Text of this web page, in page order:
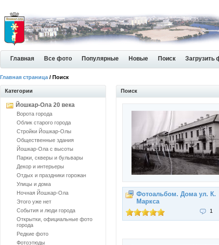
Главная Все фото Популярные Новые Поиск Загрузить
Главная страница / Поиск
Категории
Йошкар-Ола 20 века
Ворота города
Облик старого города
Стройки Йошкар-Олы
Общественные здания
Йошкар-Ола с высоты
Парки, скверы и бульвары
Декор и интерьеры
Отдых и праздники горожан
Улицы и дома
Ночная Йошкар-Ола
Этого уже нет
События и люди города
Открытки, официальные фото
города
Редкие фото
Фотоэтюды
Поиск
Фотоальбом. Дома ул. К.
Маркса
1